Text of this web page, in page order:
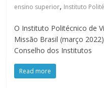
ensino superior, Instituto
O Instituto Politécnico de
Missão Brasil (março
Conselho dos Institutos
Read more